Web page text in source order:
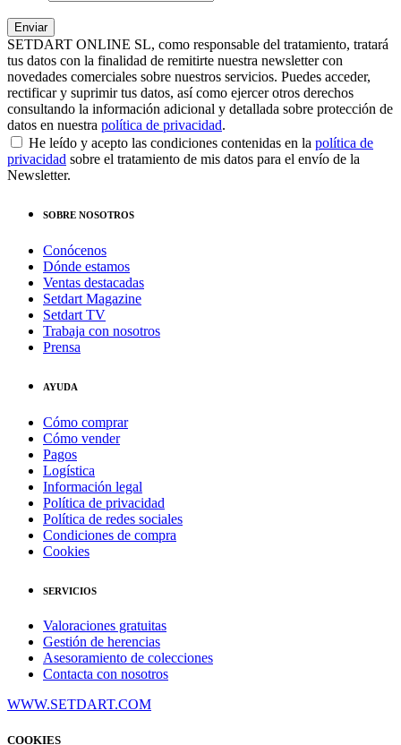
SETDART ONLINE SL, como responsable del tratamiento, tratará
tus datos con la finalidad de remitirte nuestra newsletter con
novedades comerciales sobre nuestros servicios. Puedes acceder,
rectificar y suprimir tus datos, así como ejercer otros derechos
consultando la información adicional y detallada sobre protección de
datos en nuestra política de privacidad.
He leído y acepto las condiciones contenidas en la política de
privacidad sobre el tratamiento de mis datos para el envío de la
Newsletter.
SOBRE NOSOTROS
Conócenos
Dónde estamos
Ventas destacadas
Setdart Magazine
Setdart TV
Trabaja con nosotros
Prensa
AYUDA
Cómo comprar
Cómo vender
Pagos
Logística
Información legal
Política de privacidad
Política de redes sociales
Condiciones de compra
Cookies
SERVICIOS
Valoraciones gratuitas
Gestión de herencias
Asesoramiento de colecciones
Contacta con nosotros
WWW.SETDART.COM
COOKIES